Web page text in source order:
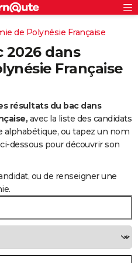
Rechercher
de Polynésie Française
2026 dans
Française
résultats du bac dans
avec la liste des candidats
alphabétique, ou tapez un nom
dessous pour découvrir son
ou de renseigner une